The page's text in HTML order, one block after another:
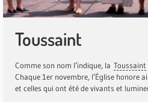
Toussaint
Comme son nom l’indique, la Toussaint
Chaque 1er novembre, l’Église honore
et celles qui ont été de vivants et